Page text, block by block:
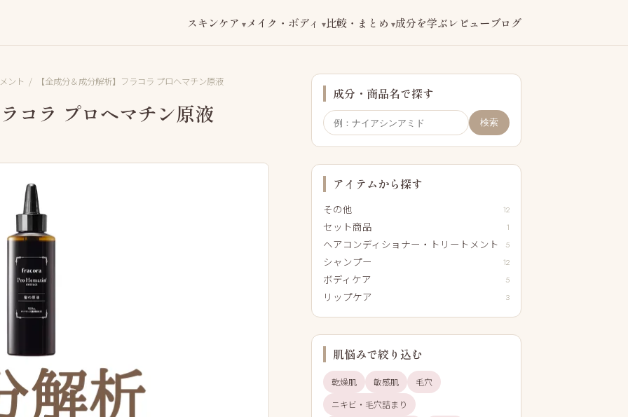
スキンケア メイク・ボディ 比較・まとめ 成分を学ぶレビューブログ
ント / 【全成分＆成分解析】フラコラ プロヘマチン原液
コラ プロヘマチン原液
成分・商品名で探す
検索
アイテムから探す
その他 12
セット商品 1
ヘアコンディショナー・トリートメント 5
シャンプー 12
ボディケア 5
リップケア 3
肌悩みで絞り込む
乾燥肌 敏感肌
毛穴
ニキビ・毛穴詰まり